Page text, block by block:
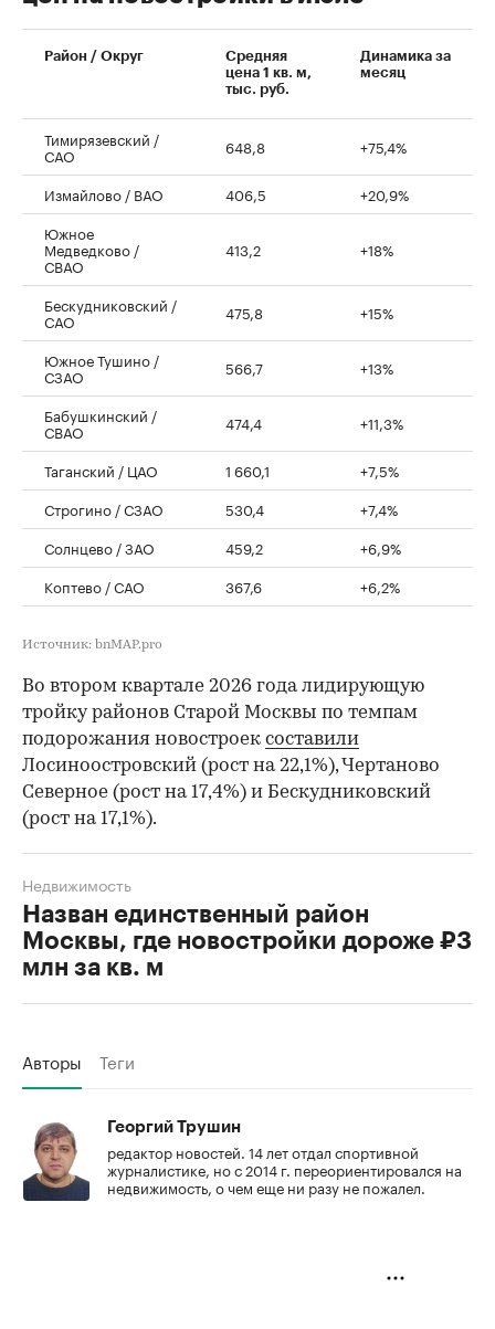
00:00 / 00:00
Район / Округ
Средняя
цена 1 кв. м,
тыс. руб.
Динамика за
месяц
Тимирязевский /
САО 648,8 +75,4%
Измайлово / ВАО 406,5
+20,9%
Южное
Медведково /
СВАО
413,2 +18%
Бескудниковский /
САО 475,8 +15%
Южное Тушино /
СЗАО 566,7 +13%
Бабушкинский /
СВАО 474,4 +11,3%
Таганский / ЦАО 1 660,1
+7,5%
Строгино / СЗАО
530,4
+7,4%
Солнцево / ЗАО
459,2
+6,9%
Коптево / САО
367,6 +6,2%
Источник: bnMAP.pro
Во втором квартале 2026 года лидирующую
тройку районов Старой Москвы по темпам
подорожания новостроек составили
Лосиноостровский (рост на 22,1%), Чертаново
Северное (рост на 17,4%) и Бескудниковский
(рост на 17,1%).
Назван единственный район
Москвы, где новостройки дороже ₽3
млн за кв. м
Недвижимость
Авторы Теги
Георгий Трушин
редактор новостей. 14 лет отдал спортивной
журналистике, но с 2014 г. переориентировался на
недвижимость, о чем еще ни разу не пожалел.